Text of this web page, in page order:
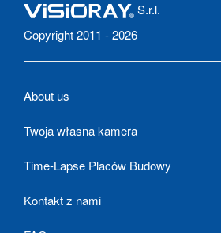
S.r.l.
Copyright 2011 - 2026
About us
Twoja własna kamera
Time-Lapse Placów Budowy
Kontakt z nami